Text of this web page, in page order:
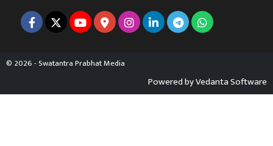
© 2026 - Swatantra Prabhat Media
Powered byVedanta Software